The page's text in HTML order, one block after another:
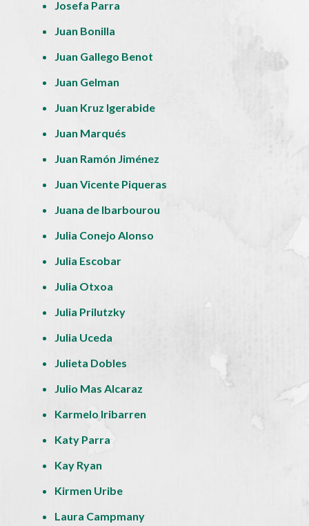
Josefa Parra
Juan Bonilla
Juan Gallego Benot
Juan Gelman
Juan Kruz Igerabide
Juan Marqués
Juan Ramón Jiménez
Juan Vicente Piqueras
Juana de Ibarbourou
Julia Conejo Alonso
Julia Escobar
Julia Otxoa
Julia Prilutzky
Julia Uceda
Julieta Dobles
Julio Mas Alcaraz
Karmelo Iribarren
Katy Parra
Kay Ryan
Kirmen Uribe
Laura Campmany